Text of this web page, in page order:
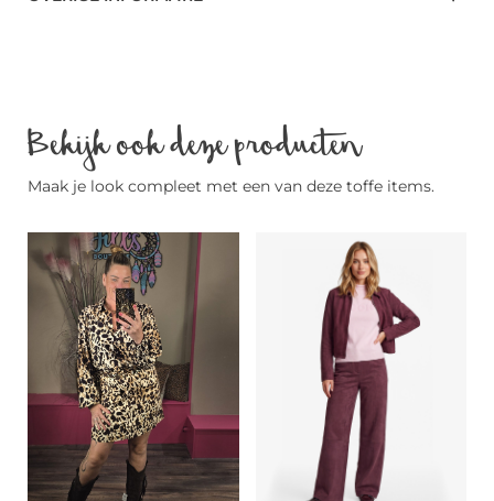
Bekijk ook deze producten
Maak je look compleet met een van deze toffe items.